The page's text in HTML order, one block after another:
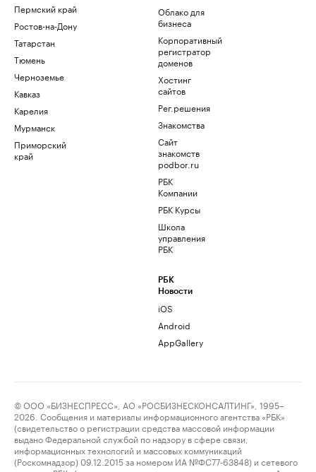
Пермский край
Ростов-на-Дону
Татарстан
Тюмень
Черноземье
Кавказ
Карелия
Мурманск
Приморский
край
Облако для
бизнеса
Корпоративный
регистратор
доменов
Хостинг
сайтов
Рег.решения
Знакомства
Сайт
знакомств
podbor.ru
РБК
Компании
РБК Курсы
Школа
управления
РБК
РБК
Новости
iOS
Android
AppGallery
© ООО «БИЗНЕСПРЕСС», АО «РОСБИЗНЕСКОНСАЛТИНГ», 1995–
2026. Сообщения и материалы информационного агентства «РБК»
(свидетельство о регистрации средства массовой информации
выдано Федеральной службой по надзору в сфере связи,
информационных технологий и массовых коммуникаций
(Роскомнадзор) 09.12.2015 за номером ИА №ФС77-63848) и сетевого